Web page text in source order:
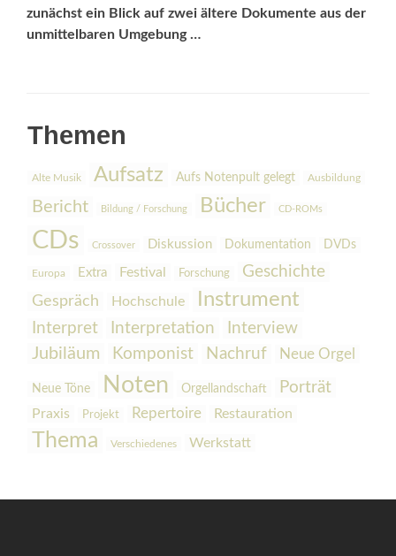
zunächst ein Blick auf zwei ältere Dokumente aus der
unmittelbaren Umgebung …
Themen
Alte Musik Aufsatz Aufs Notenpult gelegt Ausbildung
Bericht Bildung / Forschung Bücher CD-ROMs
CDs Crossover Diskussion Dokumentation DVDs
Europa Extra Festival Forschung Geschichte
Gespräch Hochschule Instrument
Interpret Interpretation
Interview
Jubiläum
Komponist Nachruf Neue Orgel
Neue Töne Noten Orgellandschaft Porträt
Praxis Projekt Repertoire Restauration
Thema Verschiedenes Werkstatt